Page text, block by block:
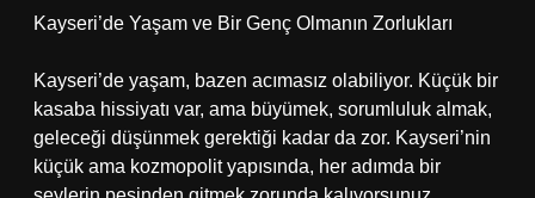
Kayseri’de Yaşam ve Bir Genç Olmanın Zorlukları
Kayseri’de yaşam, bazen acımasız olabiliyor. Küçük bir
kasaba hissiyatı var, ama büyümek, sorumluluk almak,
geleceği düşünmek gerektiği kadar da zor. Kayseri’nin
küçük ama kozmopolit yapısında, her adımda bir